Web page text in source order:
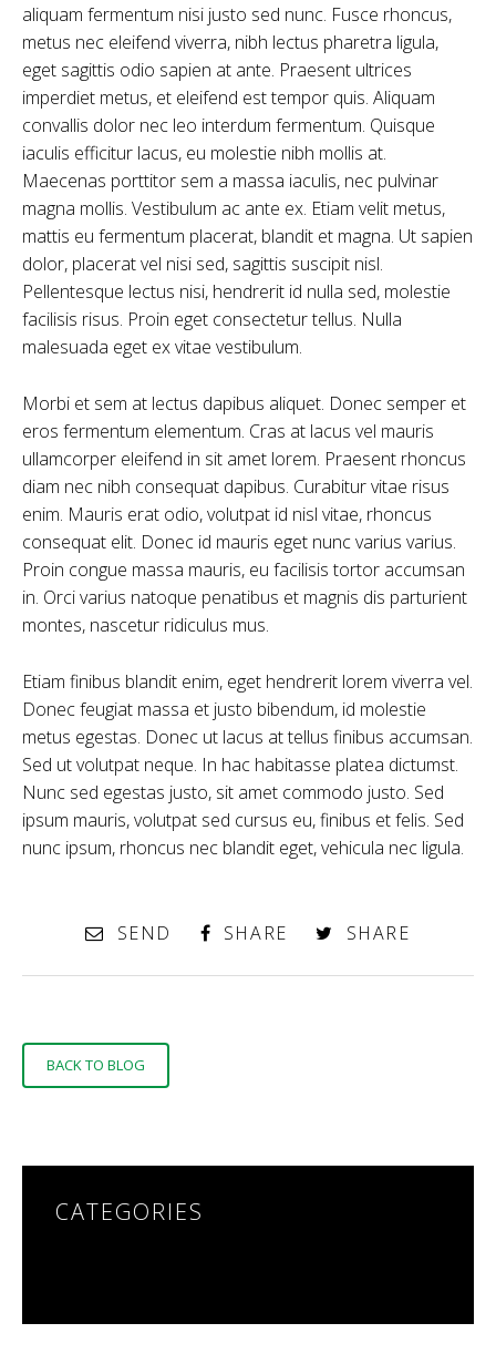
aliquam fermentum nisi justo sed nunc. Fusce rhoncus,
metus nec eleifend viverra, nibh lectus pharetra ligula,
eget sagittis odio sapien at ante. Praesent ultrices
imperdiet metus, et eleifend est tempor quis. Aliquam
convallis dolor nec leo interdum fermentum. Quisque
iaculis efficitur lacus, eu molestie nibh mollis at.
Maecenas porttitor sem a massa iaculis, nec pulvinar
magna mollis. Vestibulum ac ante ex. Etiam velit metus,
mattis eu fermentum placerat, blandit et magna. Ut sapien
dolor, placerat vel nisi sed, sagittis suscipit nisl.
Pellentesque lectus nisi, hendrerit id nulla sed, molestie
facilisis risus. Proin eget consectetur tellus. Nulla
malesuada eget ex vitae vestibulum.
Morbi et sem at lectus dapibus aliquet. Donec semper et
eros fermentum elementum. Cras at lacus vel mauris
ullamcorper eleifend in sit amet lorem. Praesent rhoncus
diam nec nibh consequat dapibus. Curabitur vitae risus
enim. Mauris erat odio, volutpat id nisl vitae, rhoncus
consequat elit. Donec id mauris eget nunc varius varius.
Proin congue massa mauris, eu facilisis tortor accumsan
in. Orci varius natoque penatibus et magnis dis parturient
montes, nascetur ridiculus mus.
Etiam finibus blandit enim, eget hendrerit lorem viverra vel.
Donec feugiat massa et justo bibendum, id molestie
metus egestas. Donec ut lacus at tellus finibus accumsan.
Sed ut volutpat neque. In hac habitasse platea dictumst.
Nunc sed egestas justo, sit amet commodo justo. Sed
ipsum mauris, volutpat sed cursus eu, finibus et felis. Sed
nunc ipsum, rhoncus nec blandit eget, vehicula nec ligula.
SEND SHARE SHARE
BACK TO BLOG
CATEGORIES